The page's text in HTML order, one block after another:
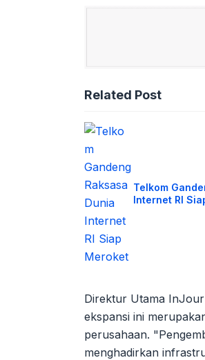
Related Post
Telkom
Internet RI
Direktur Utama
ekspansi ini
perusahaan.
menghadirkan